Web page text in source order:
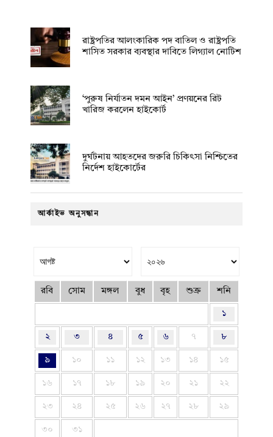
রাষ্ট্রপতির আলংকারিক পদ বাতিল ও রাষ্ট্রপতি
শাসিত সরকার ব্যবস্থার দাবিতে লিগ্যাল নোটিশ
‘পুরুষ নির্যাতন দমন আইন’ প্রণয়নের রিট
খারিজ করলেন হাইকোর্ট
দুর্ঘটনায় আহতদের জরুরি চিকিৎসা নিশ্চিতের
নির্দেশ হাইকোর্টের
আর্কাইভ অনুসন্ধান
রবি সোম মঙ্গল বুধ বৃহ শুক্র শনি
১
২ ৩ ৪ ৫ ৬ ৭ ৮
৯ ১০ ১১ ১২ ১৩ ১৪ ১৫
১৬ ১৭ ১৮ ১৯ ২০ ২১ ২২
২৩ ২৪ ২৫ ২৬ ২৭ ২৮ ২৯
৩০ ৩১